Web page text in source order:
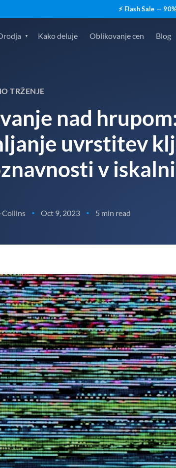
⚡ Flash Sale —
Kako deluje Oblikovanje cen Blog
TRŽENJE
nad
uvrstitev
v
Collins • Oct 9, 2023 • 5 min read